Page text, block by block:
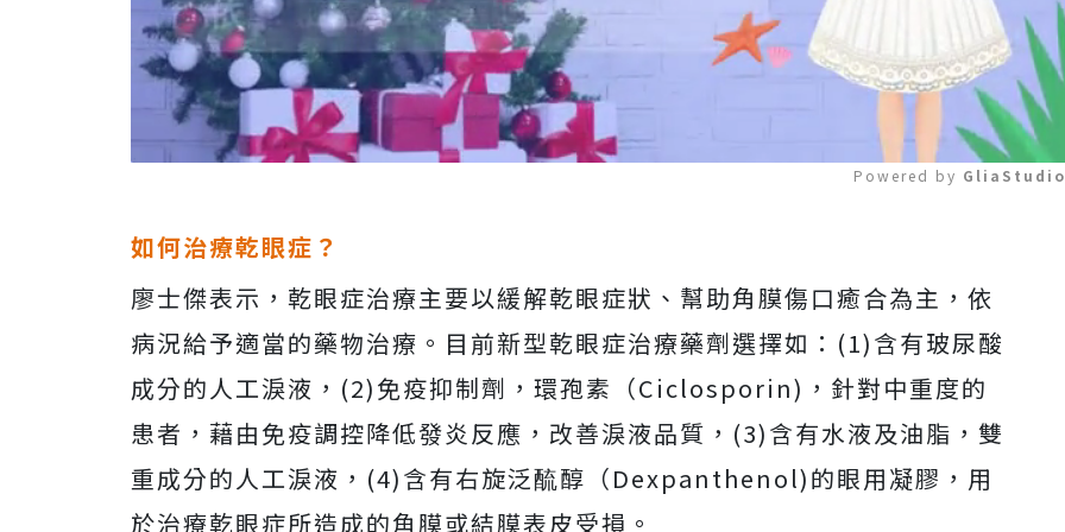
Powered by
如何治療乾眼症？
廖士傑表示，乾眼症治療主要以緩解乾眼症狀、幫助角膜傷口癒合為主，依
病況給予適當的藥物治療。目前新型乾眼症治療藥劑選擇如：(1)含有玻尿酸
成分的人工淚液，(2)免疫抑制劑，環孢素（Ciclosporin)，針對中重度的
患者，藉由免疫調控降低發炎反應，改善淚液品質，(3)含有水液及油脂，雙
重成分的人工淚液，(4)含有右旋泛酼醇（Dexpanthenol)的眼用凝膠，用
於治療乾眼症所造成的角膜或結膜表皮受損。